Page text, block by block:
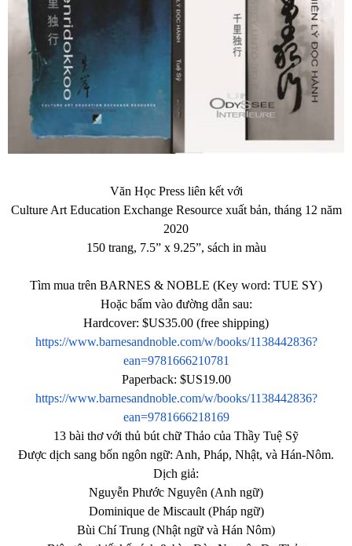
Văn Học Press liên kết với
Culture Art Education Exchange Resource xuất bản, tháng 12 năm
2020
150 trang, 7.5” x 9.25”, sách in màu
Tìm mua trên BARNES & NOBLE (Key word: TUE SY)
Hoặc bấm vào đường dẫn sau:
Hardcover: $US35.00 (free shipping)
https://www.barnesandnoble.com/w/books/1138442836?
ean=9781666210781
Paperback: $US19.00
https://www.barnesandnoble.com/w/books/1138442836?
ean=9781666218169
13 bài thơ với thủ bút chữ Thảo của Thầy Tuệ Sỹ
Được dịch sang bốn ngôn ngữ: Anh, Pháp, Nhật, và Hán-Nôm.
Dịch giả:
Nguyễn Phước Nguyên (Anh ngữ)
Dominique de Miscault (Pháp ngữ)
Bùi Chí Trung (Nhật ngữ và Hán Nôm)